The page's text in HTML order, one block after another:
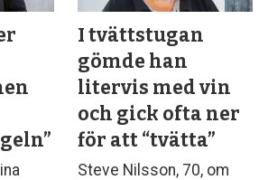
I tvättstugan
gömde han
litervis med vin
och gick ofta ner
för att “tvätta”
Steve Nilsson, 70, om